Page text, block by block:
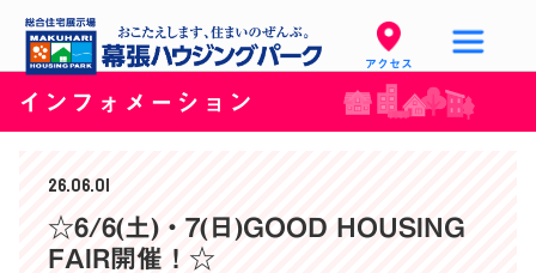
アクセス
インフォメーション
26.06.01
☆6/6(土)・7(日)GOOD HOUSING
FAIR開催！☆